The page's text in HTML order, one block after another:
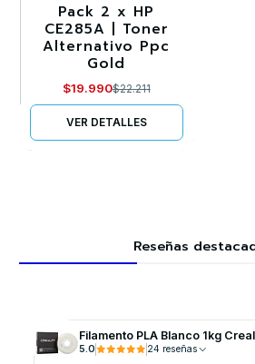
-10%
Agotado
Pack 2 x HP
CE285A | Toner
Alternativo Ppc
Gold
$19.990$22.211
VER DETALLES
Reseñas
Filamento PLA Blanco 1kg
5.0 24 reseñas